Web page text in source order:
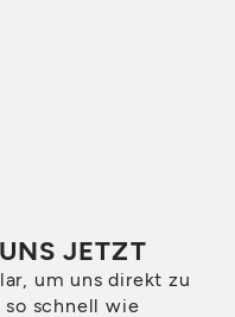
JETZT
um uns direkt zu
so schnell wie